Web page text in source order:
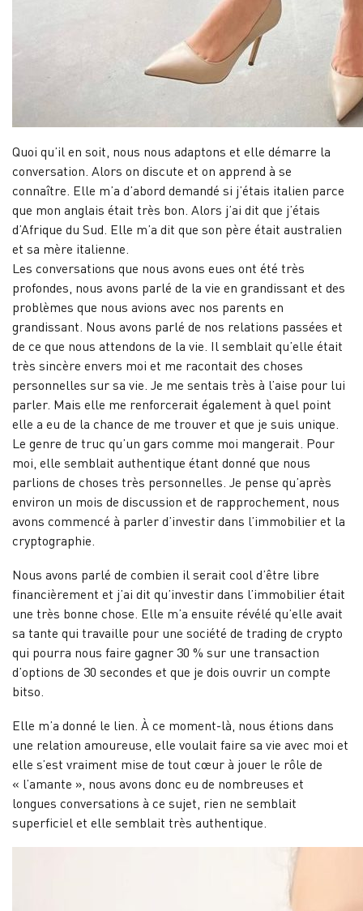
Quoi qu’il en soit, nous nous adaptons et elle démarre la
conversation. Alors on discute et on apprend à se
connaître. Elle m’a d’abord demandé si j’étais italien parce
que mon anglais était très bon. Alors j’ai dit que j’étais
d’Afrique du Sud. Elle m’a dit que son père était australien
et sa mère italienne.
Les conversations que nous avons eues ont été très
profondes, nous avons parlé de la vie en grandissant et des
problèmes que nous avions avec nos parents en
grandissant. Nous avons parlé de nos relations passées et
de ce que nous attendons de la vie. Il semblait qu’elle était
très sincère envers moi et me racontait des choses
personnelles sur sa vie. Je me sentais très à l’aise pour lui
parler. Mais elle me renforcerait également à quel point
elle a eu de la chance de me trouver et que je suis unique.
Le genre de truc qu’un gars comme moi mangerait. Pour
moi, elle semblait authentique étant donné que nous
parlions de choses très personnelles. Je pense qu’après
environ un mois de discussion et de rapprochement, nous
avons commencé à parler d’investir dans l’immobilier et la
cryptographie.
Nous avons parlé de combien il serait cool d’être libre
financièrement et j’ai dit qu’investir dans l’immobilier était
une très bonne chose. Elle m’a ensuite révélé qu’elle avait
sa tante qui travaille pour une société de trading de crypto
qui pourra nous faire gagner 30 % sur une transaction
d’options de 30 secondes et que je dois ouvrir un compte
bitso.
Elle m’a donné le lien. À ce moment-là, nous étions dans
une relation amoureuse, elle voulait faire sa vie avec moi et
elle s’est vraiment mise de tout cœur à jouer le rôle de
« l’amante », nous avons donc eu de nombreuses et
longues conversations à ce sujet, rien ne semblait
superficiel et elle semblait très authentique.